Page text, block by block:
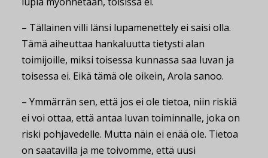
– Tällainen villi länsi lupamenettely ei saisi olla.
Tämä aiheuttaa hankaluutta tietysti alan
toimijoille, miksi toisessa kunnassa saa luvan ja
toisessa ei. Eikä tämä ole oikein, Arola sanoo.
– Ymmärrän sen, että jos ei ole tietoa, niin riskiä
ei voi ottaa, että antaa luvan toiminnalle, joka on
riski pohjavedelle. Mutta näin ei enää ole. Tietoa
on saatavilla ja me toivomme, että uusi